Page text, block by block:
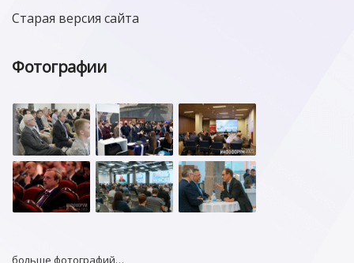
Старая версия сайта
Фотографии
больше фотографий…